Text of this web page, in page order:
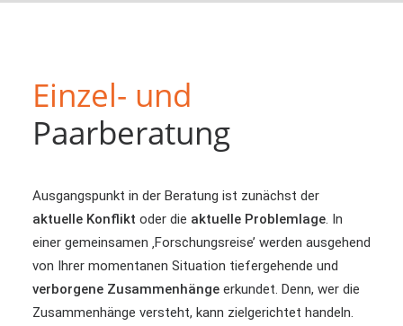
Einzel- und
Paarberatung
Ausgangspunkt in der Beratung ist zunächst der
aktuelle Konflikt oder die aktuelle Problemlage. In
einer gemeinsamen ‚Forschungsreise’ werden ausgehend
von Ihrer momentanen Situation tiefergehende und
verborgene Zusammenhänge erkundet. Denn, wer die
Zusammenhänge versteht, kann zielgerichtet handeln.